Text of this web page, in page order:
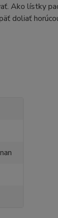
Ako lístky
doliať